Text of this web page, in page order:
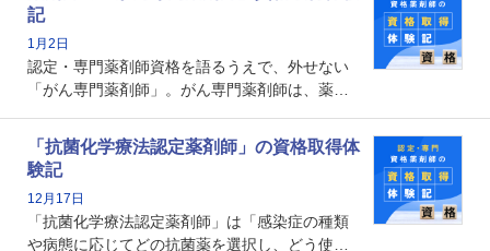
な救急認定薬剤師の取得体験記をご紹介しま
す。
記
1月2日
認定・専門薬剤師資格を語るうえで、外せない
「がん専門薬剤師」。がん専門薬剤師は、薬剤
関する資格として、2009年に発足しました。薬
剤師の専門性を活かして高度化するがん医療に
貢献する姿は、今も病院薬剤師にとって一目置
かれる存在です。
「抗菌化学療法認定薬剤師」の資格取得体
験記
12月17日
「抗菌化学療法認定薬剤師」は「感染症の種類
や病態に応じてどの抗菌薬を選択し、どう使っ